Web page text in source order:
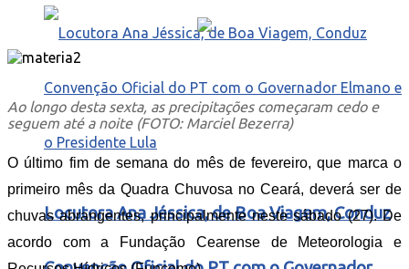
Locutora Ana Jéssica, de Boa Viagem, Conduz
Ao longo desta sexta, as precipitações começaram cedo e
seguem até a noite (FOTO: Marciel Bezerra)
O último fim de semana do mês de fevereiro, que marca o
primeiro mês da Quadra Chuvosa no Ceará, deverá ser de
chuvas abrangentes, principalmente neste sábado (27). De
acordo com a Fundação Cearense de Meteorologia e